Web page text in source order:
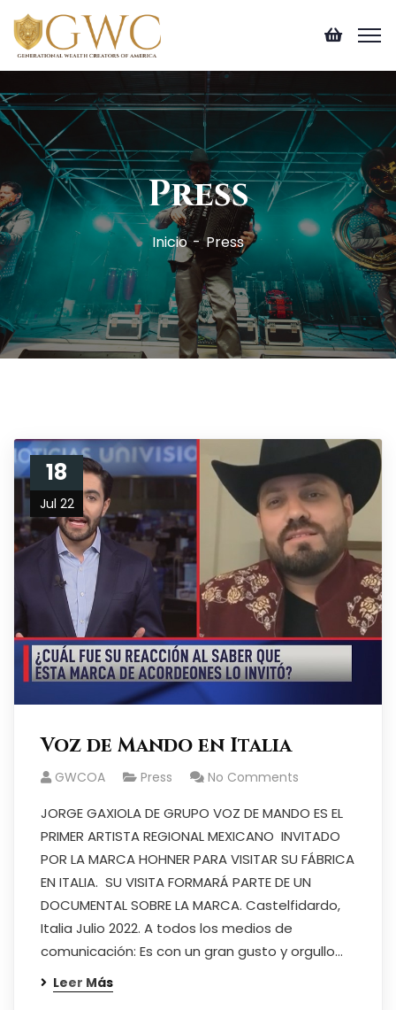
Press
Inicio Press
18
Jul 22
Voz de Mando en Italia
GWCOA Press No Comments
JORGE GAXIOLA DE GRUPO VOZ DE MANDO ES EL
PRIMER ARTISTA REGIONAL MEXICANO INVITADO
POR LA MARCA HOHNER PARA VISITAR SU FÁBRICA
EN ITALIA. SU VISITA FORMARÁ PARTE DE UN
DOCUMENTAL SOBRE LA MARCA. Castelfidardo,
Italia Julio 2022. A todos los medios de
comunicación: Es con un gran gusto y orgullo…
Leer Más